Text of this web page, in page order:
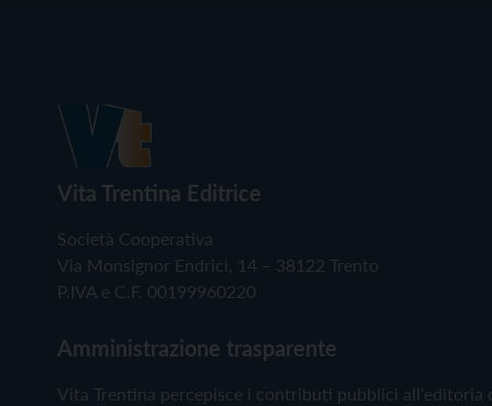
Vita Trentina Editrice
Società Cooperativa
Via Monsignor Endrici, 14 – 38122 Trento
P.IVA e C.F. 00199960220
Amministrazione trasparente
Vita Trentina percepisce i contributi pubblici all'editoria